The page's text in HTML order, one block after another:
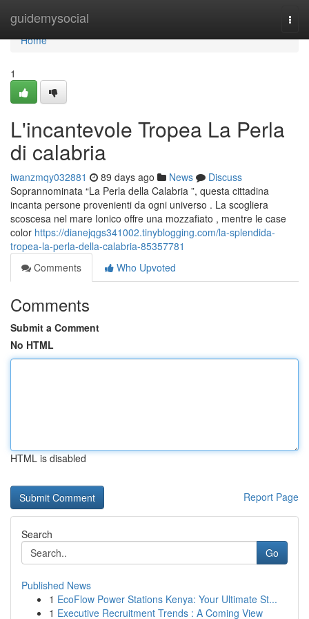
guidemysocial
Home
Home
1
L'incantevole Tropea La Perla
di calabria
iwanzmqy032881 89 days ago News
Discuss
Soprannominata “La Perla della Calabria ”, questa cittadina
incanta persone provenienti da ogni universo . La scogliera
scoscesa nel mare Ionico offre una mozzafiato , mentre le case
color https://dianejqgs341002.tinyblogging.com/la-splendida-
tropea-la-perla-della-calabria-85357781
Comments
Who Upvoted
Comments
Submit a Comment
No HTML
HTML is disabled
Report Page
Search
Go
Published News
1 EcoFlow Power Stations Kenya: Your Ultimate St...
1 Executive Recruitment Trends : A Coming View